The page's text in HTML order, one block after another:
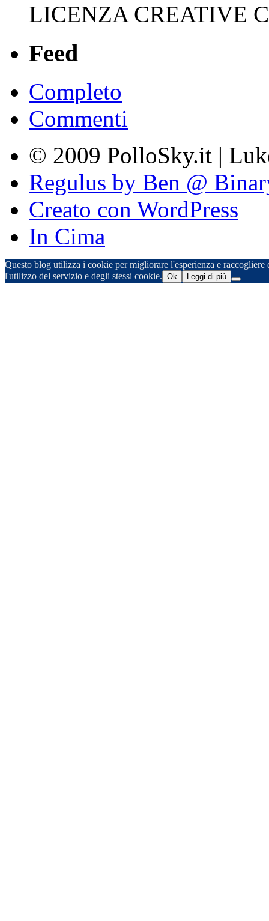
LICENZA CREATIVE
Feed
Completo
Commenti
© 2009 PolloSky.it |
Regulus by Ben @
Creato con WordPress
In Cima
Questo blog utilizza i cookie per migliorare l'esperienza e
l'utilizzo del servizio e degli stessi cookie. Ok Leggi di più